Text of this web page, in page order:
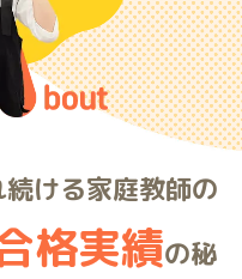
ける家庭教師の
格実績の秘